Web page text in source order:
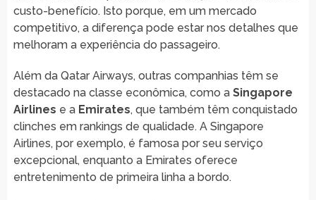
custo-benefício. Isto porque, em um mercado
competitivo, a diferença pode estar nos detalhes que
melhoram a experiência do passageiro.
Além da Qatar Airways, outras companhias têm se
destacado na classe econômica, como a Singapore
Airlines e a Emirates, que também têm conquistado
clinches em rankings de qualidade. A Singapore
Airlines, por exemplo, é famosa por seu serviço
excepcional, enquanto a Emirates oferece
entretenimento de primeira linha a bordo.